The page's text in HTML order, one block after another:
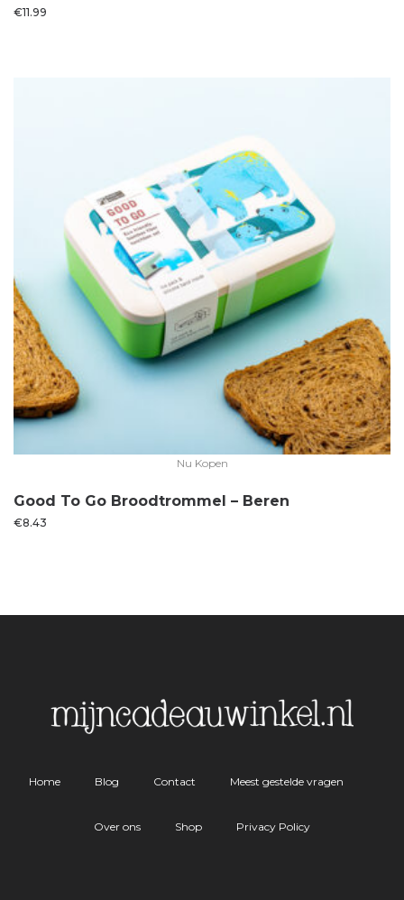
€11.99
Nu Kopen
Good To Go Broodtrommel – Beren
€8.43
Home Blog Contact Meest gestelde vragen
Over ons Shop Privacy Policy